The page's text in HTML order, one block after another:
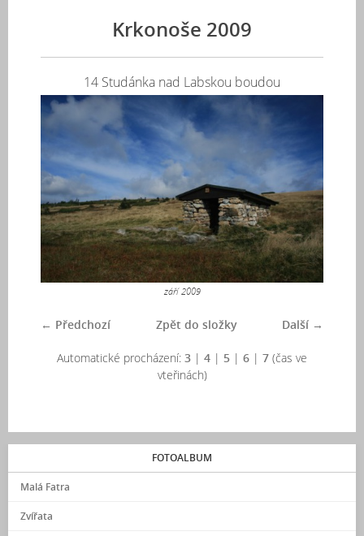
Krkonoše 2009
14 Studánka nad Labskou boudou
září 2009
← Předchozí Další →
Zpět do složky
Automatické procházení: 3 | 4 | 5 | 6 | 7 (čas ve
vteřinách)
FOTOALBUM
Malá Fatra
Zvířata